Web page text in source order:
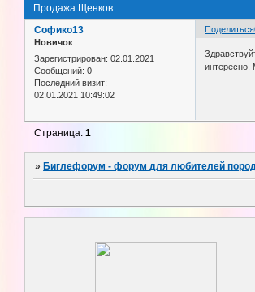
Продажа Щенков
Поделиться
Софико13
Новичок
Зарегистрирован: 02.01.2021
Сообщений: 0
Последний визит:
02.01.2021 10:49:02
интересно.
Страница:1
» Биглефорум - форум для любителей